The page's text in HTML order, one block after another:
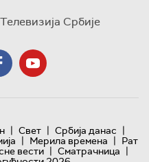
Србије
| Свет | Србија данас |
| Мерила времена | Рат
вести | Сматрачница |